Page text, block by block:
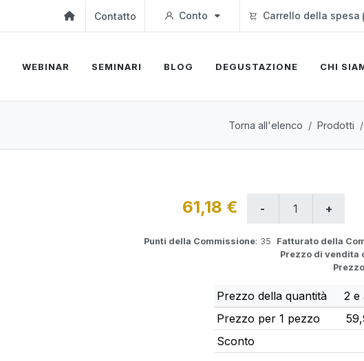
Contatto Conto Carrello della spesa
WEBINAR SEMINARI BLOG DEGUSTAZIONE CHI
Torna all'elenco Prodotti
61,18 €
Punti della Commissione: 35 Fatturato della
Prezzo di vendita
Prezzo della quantità 2 e
Prezzo per 1 pezzo
Sconto